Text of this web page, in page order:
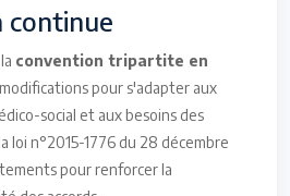
continue
convention tripartite en
pour s'adapter aux
social et aux besoins des
loi n°2015-1776 du 28 décembre
pour renforcer la